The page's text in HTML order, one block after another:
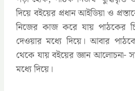
দিয়ে বইয়ের প্রধান আইডিয়া ও
নিজের কাজ করে যায় পাঠকের
দেওয়ার মধ্যে দিয়ে। আবার
থেকে যায় বইয়ের জ্ঞান আলোচনা-
মধ্যে দিয়ে।